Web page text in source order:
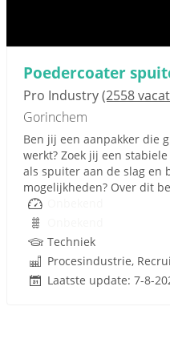
Poedercoater
Pro Industry(2558
Gorinchem
Ben jij een aanpakker die
werkt? Zoek jij een
als spuiter aan de slag en
mogelijkheden? Over dit
Techniek
Laatste update: 7-8-